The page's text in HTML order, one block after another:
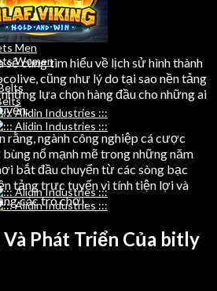
Belts
Men
Women
sẽ cùng tìm hiểu về lịch sử hình thành
cũng như lý do tại sao nền tảng
lựa chọn hàng đầu cho những ai
rằng, ngành công nghiệp cá cược
nổ mạnh mẽ trong những năm
bắt đầu chuyển từ các sòng bạc
tảng trực tuyến vì tính tiện lợi và
các trò chơi.
Phát Triển Của bitly